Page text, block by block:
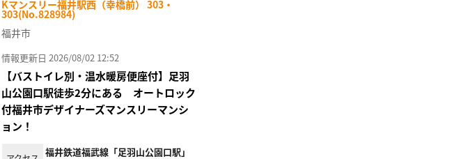
Kマンスリー福井駅西（幸橋前） 303・
303(No.828984)
福井市
情報更新日 2026/08/02 12:52
【バストイレ別・温水暖房便座付】足羽
山公園口駅徒歩2分にある オートロック
付福井市デザイナーズマンスリーマンシ
ョン！
福井鉄道福武線「足羽山公園口駅」